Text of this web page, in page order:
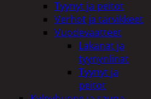
Tyynyt ja peitot
Verhot ja tarvikkeet
Vuodevaatteet
Lakanat ja
tyynynlinat
Tyynyt ja
peitot